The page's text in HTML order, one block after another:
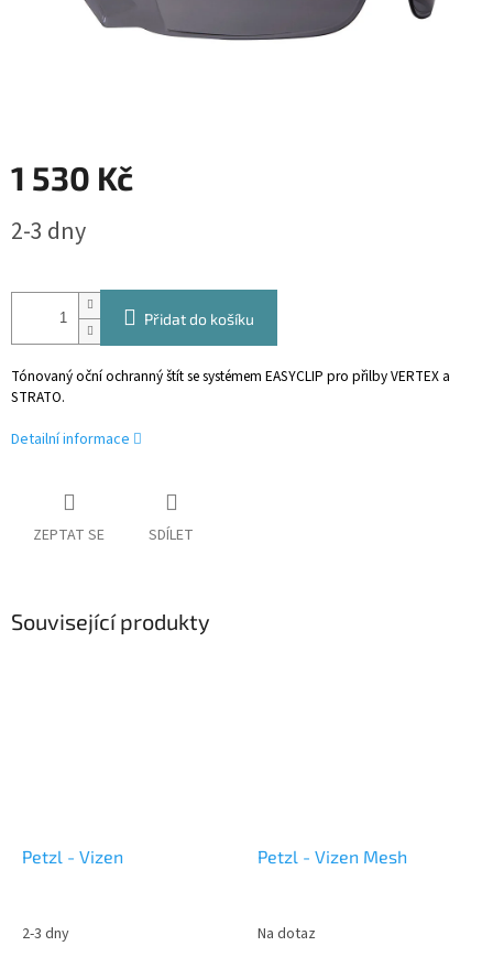
1 530 Kč
cena:
2-3 dny
Přidat do košíku
Tónovaný oční ochranný štít se systémem EASYCLIP pro přilby VERTEX a
STRATO.
Detailní informace
ZEPTAT SE SDÍLET
Související produkty
Petzl - Vizen
2-3 dny
Petzl - Vizen Mesh
Na dotaz